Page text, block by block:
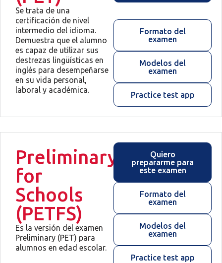
Se trata de una
certificación de nivel
intermedio del idioma.
Demuestra que el alumno
es capaz de utilizar sus
destrezas lingüísticas en
inglés para desempeñarse
en su vida personal,
laboral y académica.
Formato del
examen
Modelos del
examen
Practice test app
Preliminary
for
Schools
(PETFS)
Es la versión del examen
Preliminary (PET) para
alumnos en edad escolar.
Quiero
prepararme para
este examen
Formato del
examen
Modelos del
examen
Practice test app